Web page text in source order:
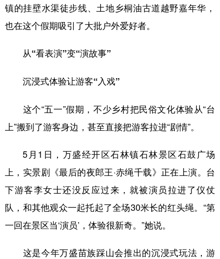
镇的挂壁水渠徒步线、土地乡桐油古道越野嘉年华，
也在这个假期吸引了大批户外爱好者。
从“看表演”变“演故事”
沉浸式体验让游客“入戏”
这个“五一”假期，不少乡村把民俗文化体验从“台
上”搬到了游客身边，甚至直接把游客拉进“剧情”。
5月1日，万盛经开区石林镇石林景区石鼓广场
上，实景剧《最后的夜郎王·赤绳千载》正在上演。台
下游客李女士还没反应过来，就被演员拉进了仪仗
队，和其他观众一起托起了全场30米长的红头绳。“第
一回在景区当‘演员’，体验很新奇。”她说。
这是今年万盛苗族踩山会推出的沉浸式玩法，游